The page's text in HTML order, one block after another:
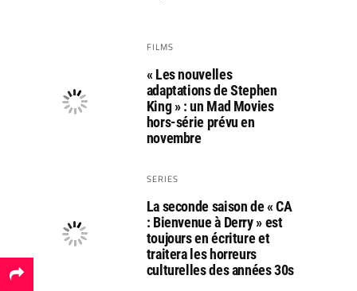
FILMS
« Les nouvelles
adaptations de Stephen
King » : un Mad Movies
hors-série prévu en
novembre
SERIES
La seconde saison de « CA
: Bienvenue à Derry » est
toujours en écriture et
traitera les horreurs
culturelles des années 30s